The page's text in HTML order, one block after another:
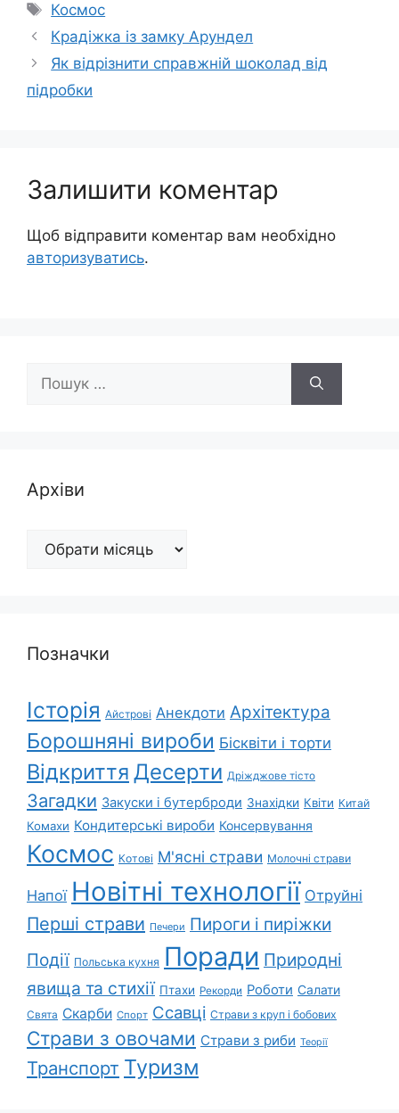
Позначки
Космос
Крадіжка із замку Арундел
Як відрізнити справжній шоколад від
підробки
Залишити коментар
Щоб відправити коментар вам необхідно
авторизуватись.
Пошук:
Архіви
Архіви
Позначки
Історія Айстрові Анекдоти Архітектура
Борошняні вироби Бісквіти і торти
Відкриття Десерти Дріжджове тісто
Загадки Закуски і бутерброди Знахідки Квіти Китай
Комахи Кондитерські вироби Консервування
Космос Котові М'ясні страви Молочні страви
Напої Новітні технології Отруйні
Перші страви Печери Пироги і пиріжки
Події Польська кухня Поради Природні
явища та стихії Птахи Рекорди Роботи Салати
Свята Скарби Спорт Ссавці Страви з круп і бобових
Страви з овочами Страви з риби Теорії
Транспорт Туризм